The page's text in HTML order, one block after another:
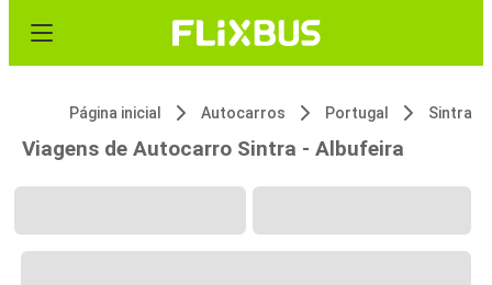
Página inicial Autocarros Portugal Sintra
Viagens de Autocarro Sintra - Albufeira